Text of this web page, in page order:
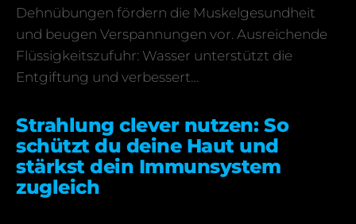
Dehnübungen fördern die Muskelgesundheit
und beugen Verspannungen vor. Ausreichende
Flüssigkeitszufuhr: Wasser unterstützt die
Entgiftung und verbessert…
Strahlung clever nutzen: So
schützt du deine Haut und
stärkst dein Immunsystem
zugleich